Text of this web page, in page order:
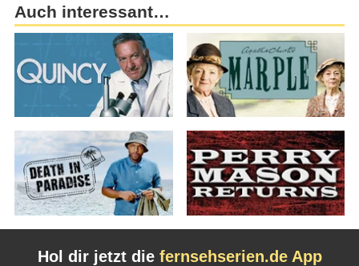
Auch interessant…
Hol dir jetzt die fernsehserien.de App